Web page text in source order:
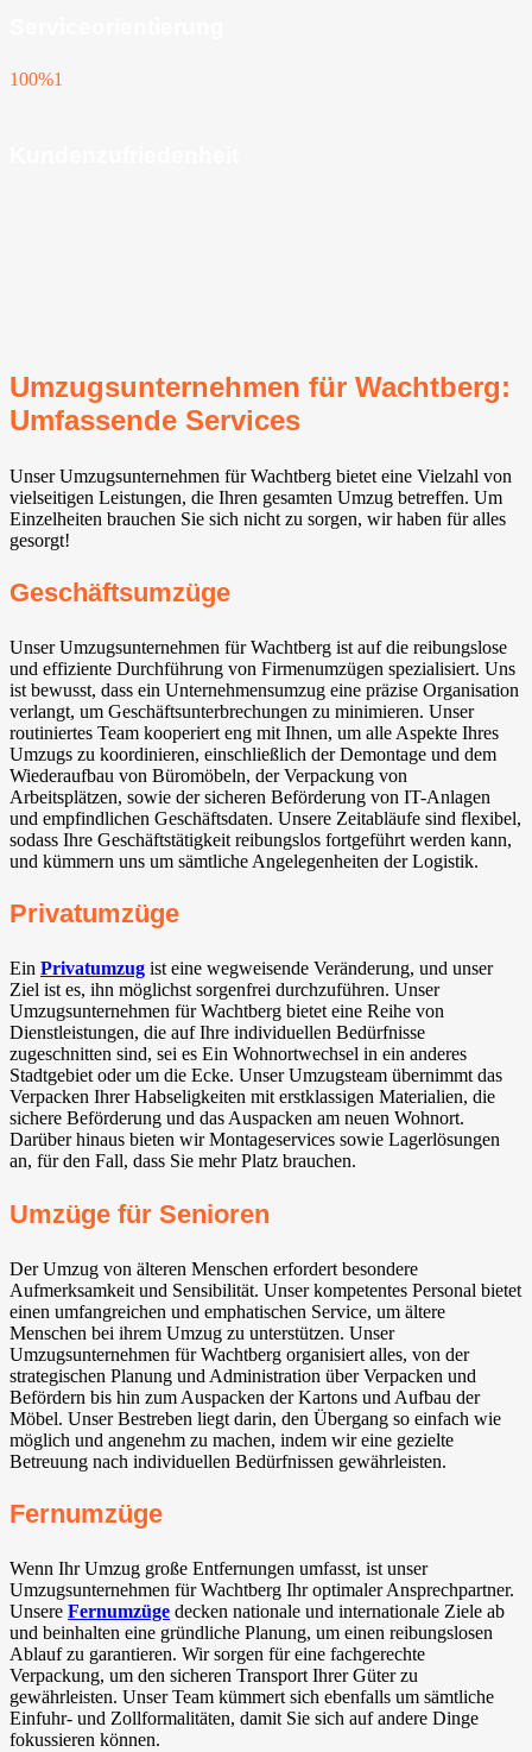
100%1
Umzugsunternehmen für Wachtberg⁠:
Umfassende Services
Unser Umzugsunternehmen für Wachtberg⁠ bietet eine Vielzahl von
vielseitigen Leistungen, die Ihren gesamten Umzug betreffen. Um
Einzelheiten brauchen Sie sich nicht zu sorgen, wir haben für alles
gesorgt!
Geschäftsumzüge
Unser Umzugsunternehmen für Wachtberg⁠ ist auf die reibungslose
und effiziente Durchführung von Firmenumzügen spezialisiert. Uns
ist bewusst, dass ein Unternehmensumzug eine präzise Organisation
verlangt, um Geschäftsunterbrechungen zu minimieren. Unser
routiniertes Team kooperiert eng mit Ihnen, um alle Aspekte Ihres
Umzugs zu koordinieren, einschließlich der Demontage und dem
Wiederaufbau von Büromöbeln, der Verpackung von
Arbeitsplätzen, sowie der sicheren Beförderung von IT-Anlagen
und empfindlichen Geschäftsdaten. Unsere Zeitabläufe sind flexibel,
sodass Ihre Geschäftstätigkeit reibungslos fortgeführt werden kann,
und kümmern uns um sämtliche Angelegenheiten der Logistik.
Privatumzüge
Ein Privatumzug ist eine wegweisende Veränderung, und unser
Ziel ist es, ihn möglichst sorgenfrei durchzuführen. Unser
Umzugsunternehmen für Wachtberg⁠ bietet eine Reihe von
Dienstleistungen, die auf Ihre individuellen Bedürfnisse
zugeschnitten sind, sei es Ein Wohnortwechsel in ein anderes
Stadtgebiet oder um die Ecke. Unser Umzugsteam übernimmt das
Verpacken Ihrer Habseligkeiten mit erstklassigen Materialien, die
sichere Beförderung und das Auspacken am neuen Wohnort.
Darüber hinaus bieten wir Montageservices sowie Lagerlösungen
an, für den Fall, dass Sie mehr Platz brauchen.
Umzüge für Senioren
Der Umzug von älteren Menschen erfordert besondere
Aufmerksamkeit und Sensibilität. Unser kompetentes Personal bietet
einen umfangreichen und emphatischen Service, um ältere
Menschen bei ihrem Umzug zu unterstützen. Unser
Umzugsunternehmen für Wachtberg⁠ organisiert alles, von der
strategischen Planung und Administration über Verpacken und
Befördern bis hin zum Auspacken der Kartons und Aufbau der
Möbel. Unser Bestreben liegt darin, den Übergang so einfach wie
möglich und angenehm zu machen, indem wir eine gezielte
Betreuung nach individuellen Bedürfnissen gewährleisten.
Fernumzüge
Wenn Ihr Umzug große Entfernungen umfasst, ist unser
Umzugsunternehmen für Wachtberg⁠ Ihr optimaler Ansprechpartner.
Unsere Fernumzüge decken nationale und internationale Ziele ab
und beinhalten eine gründliche Planung, um einen reibungslosen
Ablauf zu garantieren. Wir sorgen für eine fachgerechte
Verpackung, um den sicheren Transport Ihrer Güter zu
gewährleisten. Unser Team kümmert sich ebenfalls um sämtliche
Einfuhr- und Zollformalitäten, damit Sie sich auf andere Dinge
fokussieren können.